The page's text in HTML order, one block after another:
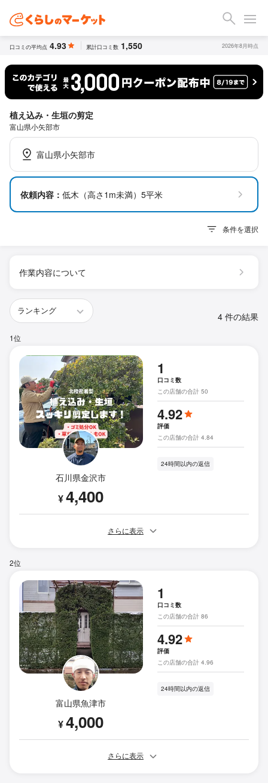
口コミの平均点 4.93 累計口コミ数 1,550 2026年8月時点
植え込み・生垣の剪定
富山県小矢部市
富山県小矢部市
依頼内容： 低木（高さ1m未満）5平米
条件を選択
作業内容について
4 件の結果
1位
石川県金沢市
¥4,400
1
口コミ数
この店舗の合計 50
4.92
評価
この店舗の合計 4.84
24時間以内の返信
さらに表示
2位
富山県魚津市
¥4,000
1
口コミ数
この店舗の合計 86
4.92
評価
この店舗の合計 4.96
24時間以内の返信
さらに表示